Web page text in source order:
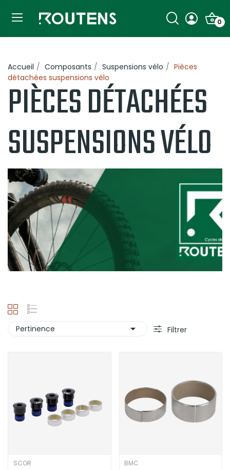
0
Accueil Composants Suspensions vélo
Pièces
détachées suspensions vélo
PIÈCES DÉTACHÉES
SUSPENSIONS VÉLO
Pertinence  Filtrer
SCOR BMC